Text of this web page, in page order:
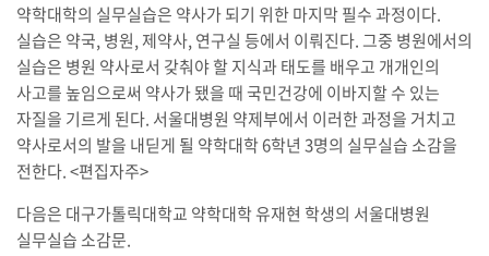
약학대학의 실무실습은 약사가 되기 위한 마지막 필수 과정이다.
실습은 약국, 병원, 제약사, 연구실 등에서 이뤄진다. 그중 병원에서의
실습은 병원 약사로서 갖춰야 할 지식과 태도를 배우고 개개인의
사고를 높임으로써 약사가 됐을 때 국민건강에 이바지할 수 있는
자질을 기르게 된다. 서울대병원 약제부에서 이러한 과정을 거치고
약사로서의 발을 내딛게 될 약학대학 6학년 3명의 실무실습 소감을
전한다. <편집자주>
다음은 대구가톨릭대학교 약학대학 유재현 학생의 서울대병원
실무실습 소감문.